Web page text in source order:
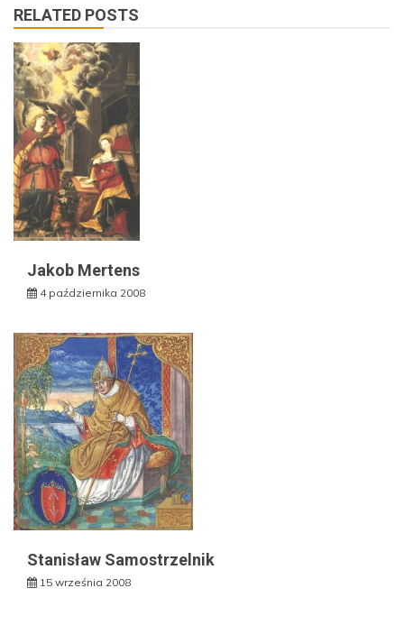
RELATED POSTS
Jakob Mertens
4 października 2008
Stanisław Samostrzelnik
15 września 2008